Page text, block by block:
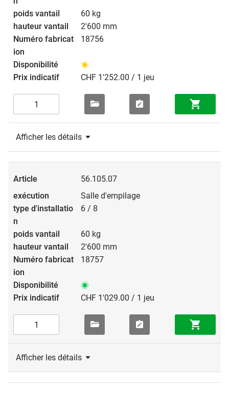
60 kg
2'600 mm
18756
CHF 1'252.00 / 1 jeu
Afficher les détails
56.105.07
Salle d'empilage
6 / 8
60 kg
2'600 mm
18757
CHF 1'029.00 / 1 jeu
Afficher les détails